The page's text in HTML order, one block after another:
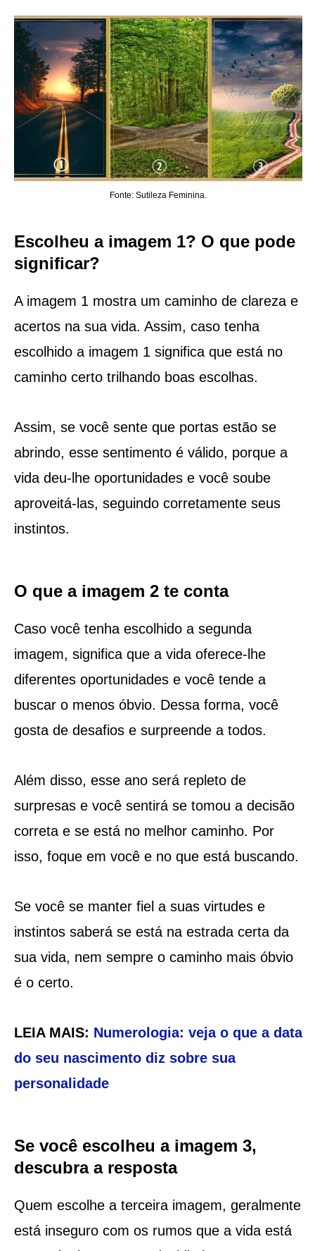
Fonte: Sutileza Feminina.
Escolheu a imagem 1? O que pode
significar?
A imagem 1 mostra um caminho de clareza e
acertos na sua vida. Assim, caso tenha
escolhido a imagem 1 significa que está no
caminho certo trilhando boas escolhas.
Assim, se você sente que portas estão se
abrindo, esse sentimento é válido, porque a
vida deu-lhe oportunidades e você soube
aproveitá-las, seguindo corretamente seus
instintos.
O que a imagem 2 te conta
Caso você tenha escolhido a segunda
imagem, significa que a vida oferece-lhe
diferentes oportunidades e você tende a
buscar o menos óbvio. Dessa forma, você
gosta de desafios e surpreende a todos.
Além disso, esse ano será repleto de
surpresas e você sentirá se tomou a decisão
correta e se está no melhor caminho. Por
isso, foque em você e no que está buscando.
Se você se manter fiel a suas virtudes e
instintos saberá se está na estrada certa da
sua vida, nem sempre o caminho mais óbvio
é o certo.
LEIA MAIS: Numerologia: veja o que a data
do seu nascimento diz sobre sua
personalidade
Se você escolheu a imagem 3,
descubra a resposta
Quem escolhe a terceira imagem, geralmente
está inseguro com os rumos que a vida está